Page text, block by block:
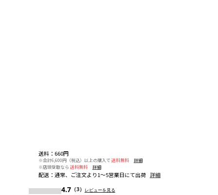
送料： 660円
※合計6,600円（税込）以上の購入で 送料無料
詳細
※店頭受取なら 送料無料 詳細
配送： 通常、ご注文より1～5営業日にて出荷 詳細
4.7（3） レビューを見る